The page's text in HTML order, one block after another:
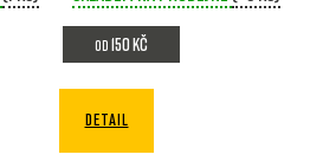
od 150 Kč
DETAIL